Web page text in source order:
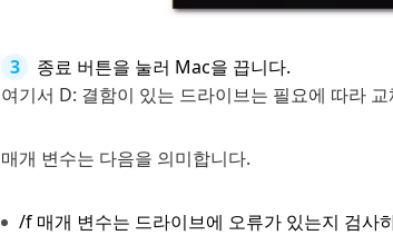
종료 버튼을 눌러 Mac을 끕니다.
여기서 D: 결함이 있는 드라이브는 필요에 따라
매개 변수는 다음을 의미합니다.
/f 매개 변수는 드라이브에 오류가 있는지 검사